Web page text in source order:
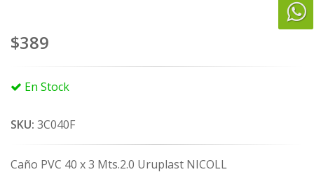
$389
En Stock
SKU: 3C040F
Caño PVC 40 x 3 Mts.2.0 Uruplast NICOLL